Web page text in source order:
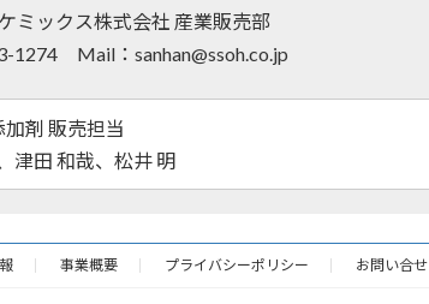
ミックス株式会社 産業販売部
1274 Mail：sanhan@ssoh.co.jp
剤 販売担当
津田 和哉、松井 明
事業概要 プライバシーポリシー お問い合せ